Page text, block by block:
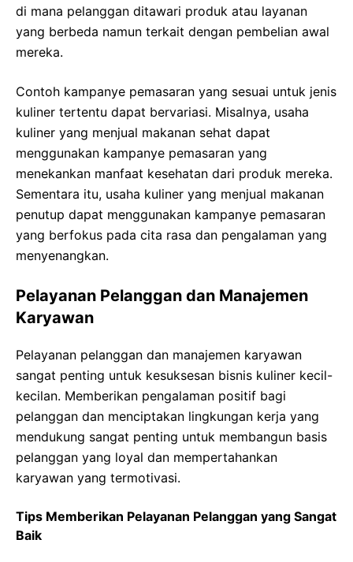
di mana pelanggan ditawari produk atau layanan
yang berbeda namun terkait dengan pembelian awal
mereka.
Contoh kampanye pemasaran yang sesuai untuk jenis
kuliner tertentu dapat bervariasi. Misalnya, usaha
kuliner yang menjual makanan sehat dapat
menggunakan kampanye pemasaran yang
menekankan manfaat kesehatan dari produk mereka.
Sementara itu, usaha kuliner yang menjual makanan
penutup dapat menggunakan kampanye pemasaran
yang berfokus pada cita rasa dan pengalaman yang
menyenangkan.
Pelayanan Pelanggan dan Manajemen
Karyawan
Pelayanan pelanggan dan manajemen karyawan
sangat penting untuk kesuksesan bisnis kuliner kecil-
kecilan. Memberikan pengalaman positif bagi
pelanggan dan menciptakan lingkungan kerja yang
mendukung sangat penting untuk membangun basis
pelanggan yang loyal dan mempertahankan
karyawan yang termotivasi.
Tips Memberikan Pelayanan Pelanggan yang Sangat
Baik